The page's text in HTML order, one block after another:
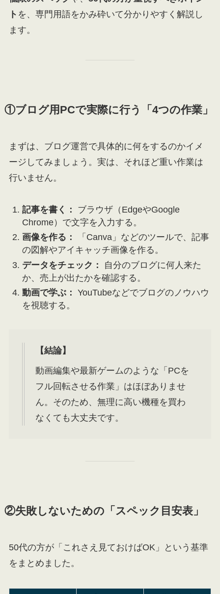
ト を、専門用語をかみ砕いて分かりやすく解説し
ます。
①ブログ用PCで実際に行う「4つの作業」
まずは、ブログ運営で具体的に何をするのかイメ
ージしてみましょう。実は、それほど重い作業は
行いません。
記事を書く：
ブラウザ（EdgeやGoogle
Chrome）で文字を入力する。
画像を作る：
「Canva」などのツールで、記事
の図解やアイキャッチ画像を作る。
データをチェック：
自分のブログに何人来た
か、売上が出たかを確認する。
動画で学ぶ： YouTubeなどでブログのノウハウ
を視聴する。
【結論】
動画編集や最新ゲームのような「PCを
フル回転させる作業」はほぼありませ
ん。そのため、無理に高い機種を買わ
なくても大丈夫です。
②失敗しないための「スペック目安表」
50代の方が「これさえ見ておけばOK」という基準
をまとめました。